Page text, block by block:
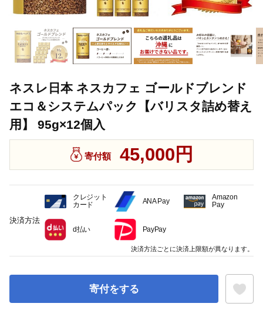
ネスレ日本 ネスカフェ ゴールドブレンド
エコ＆システムパック【バリスタ詰め替え
用】 95g×12個入
寄付額 45,000円
寄付をする
決済方法
クレジット
カード
ANA Pay
Amazon
Pay
d払い PayPay
決済方法ごとに決済上限額が異なります。